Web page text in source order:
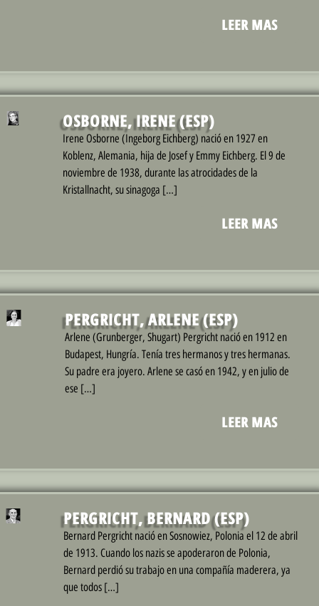
LEER MAS
OSBORNE, IRENE (ESP)
Irene Osborne (Ingeborg Eichberg) nació en 1927 en
Koblenz, Alemania, hija de Josef y Emmy Eichberg. El 9 de
noviembre de 1938, durante las atrocidades de la
Kristallnacht, su sinagoga […]
LEER MAS
PERGRICHT, ARLENE (ESP)
Arlene (Grunberger, Shugart) Pergricht nació en 1912 en
Budapest, Hungría. Tenía tres hermanos y tres hermanas.
Su padre era joyero. Arlene se casó en 1942, y en julio de
ese […]
LEER MAS
PERGRICHT, BERNARD (ESP)
Bernard Pergricht nació en Sosnowiez, Polonia el 12 de abril
de 1913. Cuando los nazis se apoderaron de Polonia,
Bernard perdió su trabajo en una compañía maderera, ya
que todos […]